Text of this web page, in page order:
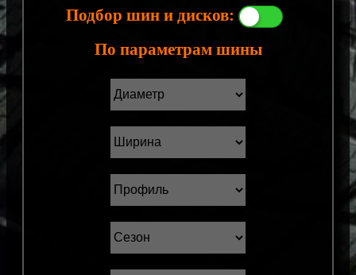
Подбор шин и дисков:
По параметрам шины